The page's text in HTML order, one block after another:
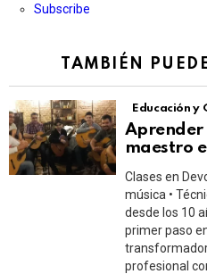
Subscribe
TAMBIÉN
Educación y
Aprender
maestro
Clases en
música •
desde los 10
primer paso
profesional